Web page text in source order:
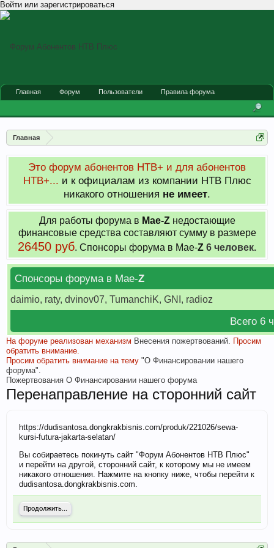
Войти или зарегистрироваться
Главная
Это форум абонентов НТВ+ и для абонентов
НТВ+... и к официалам из компании НТВ Плюс
никакого отношения не имеет.
Для работы форума в Мае-Zнедостающие
финансовые средства составляют сумму в размере
26450 руб. Cпонсоры форума в Мае-Z 6 человек.
Спонсоры форума в Мае-Z
daimio, raty, dvinov07, TumanchiK, GNI, radioz
Всего 6
На форуме реализован механизм Внесения пожертвований. Просим
обратить внимание.
Просим обратить внимание на тему "О Финансировании нашего
форума".
Пожертвования О Финансировании нашего форума
Перенаправление на сторонний сайт
https://dudisantosa.dongkrakbisnis.com/produk/221026/sewa-
kursi-futura-jakarta-selatan/
Вы собираетесь покинуть сайт "Форум Абонентов НТВ Плюс"
и перейти на другой, сторонний сайт, к которому мы не имеем
никакого отношения. Нажмите на кнопку ниже, чтобы перейти к
dudisantosa.dongkrakbisnis.com.
Продолжить...
Главная Форум Пользователи Правила форума